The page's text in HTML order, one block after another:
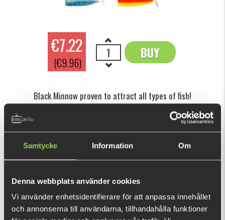
Samtycke Information Om
Denna webbplats använder cookies
Vi använder enhetsidentifierare för att anpassa innehållet
och annonserna till användarna, tillhandahålla funktioner
€7.22
(€9.96)
BUY
OK
Black Minnow proven to attract all types of fish!
This purchase will pay 158 fishcoins now!
What is this?
INFORMATION
The extra soft body of the Black Minnow gives the lure a
uniquely lifelike and natural swimming action with lots of
vibration. A range of highly realistic colours add to the lure’s